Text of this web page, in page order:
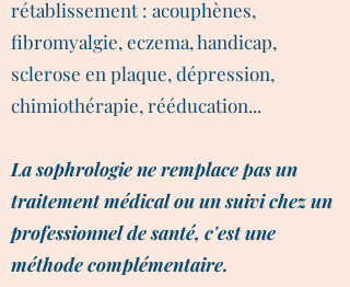
rétablissement : acouphènes,
fibromyalgie, eczema, handicap,
sclerose en plaque, dépression,
chimiothérapie, rééducation...
La sophrologie ne remplace pas un
traitement médical ou un suivi chez un
professionnel de santé, c'est une
méthode complémentaire.